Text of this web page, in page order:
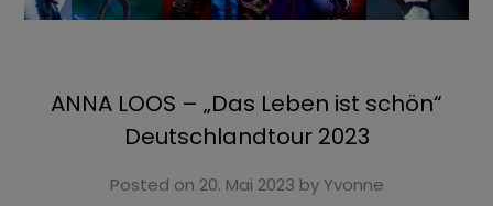
ANNA LOOS – „Das Leben ist schön“
Deutschlandtour 2023
Posted on 20. Mai 2023 byYvonne